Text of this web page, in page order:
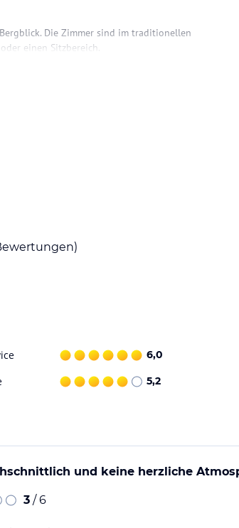
Die Zimmer sind im traditionellen
einen Sitzbereich.
6,0
5,2
und keine herzliche
3 / 6